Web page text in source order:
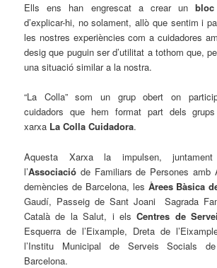
Ells ens han engrescat a crear unbloc
d’explicar-hi, no solament, allò que sentim i
les nostres experiències com a cuidadores
desig que puguin ser d’utilitat a tothom que,
una situació similar a la nostra.
“La Colla” som un grup obert on
cuidadors que hem format part dels
xarxa La Colla Cuidadora.
Aquesta Xarxa la impulsen,
l’Associació de Familiars de Persones
demències de Barcelona, les Àrees Bàsica
Gaudí, Passeig de Sant Joani Sagrada
Català de la Salut, i elsCentres de
Esquerra de l’Eixample, Dreta de
l’Institu Municipal de Serveis Socials
Barcelona.